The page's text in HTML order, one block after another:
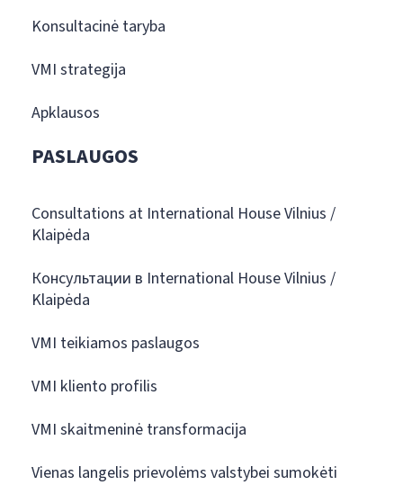
Konsultacinė taryba
VMI strategija
Apklausos
PASLAUGOS
Consultations at International House Vilnius /
Klaipėda
Консультации в International House Vilnius /
Klaipėda
VMI teikiamos paslaugos
VMI kliento profilis
VMI skaitmeninė transformacija
Vienas langelis prievolėms valstybei sumokėti